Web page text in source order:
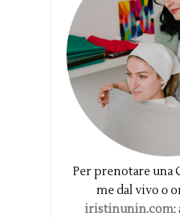
Per prenotare una
me dal vivo o
iristinunin.com: